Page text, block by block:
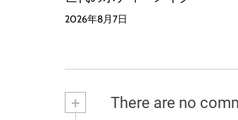
2026年8月7日
+ There are no